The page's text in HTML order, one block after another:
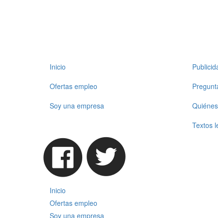
Inicio
Ofertas empleo
Soy una empresa
Textos
Inicio
Ofertas empleo
Soy una empresa